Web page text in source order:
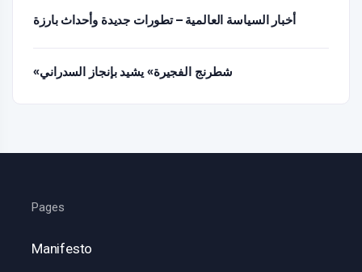
أخبار السياسة العالمية – تطورات جديدة وأحداث بارزة
«شطرنج الفجيرة» يشيد بإنجاز السدراني
Pages
Manifesto